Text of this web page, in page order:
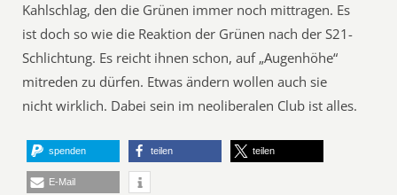
Kahlschlag, den die Grünen immer noch mittragen. Es
ist doch so wie die Reaktion der Grünen nach der S21-
Schlichtung. Es reicht ihnen schon, auf „Augenhöhe“
mitreden zu dürfen. Etwas ändern wollen auch sie
nicht wirklich. Dabei sein im neoliberalen Club ist alles.
spenden teilen teilen
E-Mail